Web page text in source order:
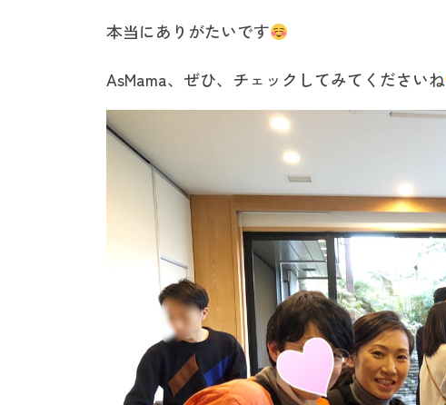
本当にありがたいです
AsMama、ぜひ、チェックしてみてくださいね